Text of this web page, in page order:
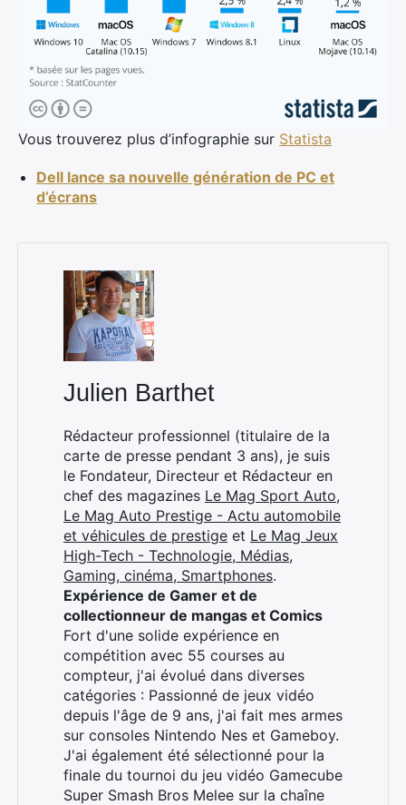
Vous trouverez plus d’infographie sur Statista
Dell lance sa nouvelle génération de PC et
d’écrans
Julien Barthet
Rédacteur professionnel (titulaire de la
carte de presse pendant 3 ans), je suis
le Fondateur, Directeur et Rédacteur en
chef des magazines Le Mag Sport Auto,
Le Mag Auto Prestige - Actu automobile
et véhicules de prestige et Le Mag Jeux
High-Tech - Technologie, Médias,
Gaming, cinéma, Smartphones.
Expérience de Gamer et de
collectionneur de mangas et Comics
Fort d'une solide expérience en
compétition avec 55 courses au
compteur, j'ai évolué dans diverses
catégories : Passionné de jeux vidéo
depuis l'âge de 9 ans, j'ai fait mes armes
sur consoles Nintendo Nes et Gameboy.
J'ai également été sélectionné pour la
finale du tournoi du jeu vidéo Gamecube
Super Smash Bros Melee sur la chaîne
×
Rechercher